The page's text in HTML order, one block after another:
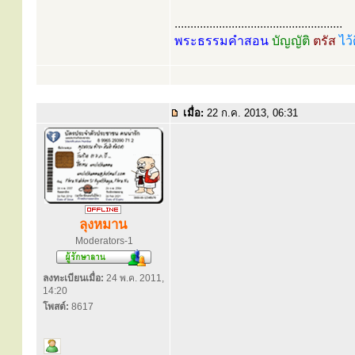
.....................................................
พระธรรมคำสอน บัญญัติ ตรัสไ
เมื่อ: 22 ก.ค. 2013, 06:31
ลุงหมาน
Moderators-1
ลงทะเบียนเมื่อ: 24 พ.ค. 2011,
14:20
โพสต์: 8617